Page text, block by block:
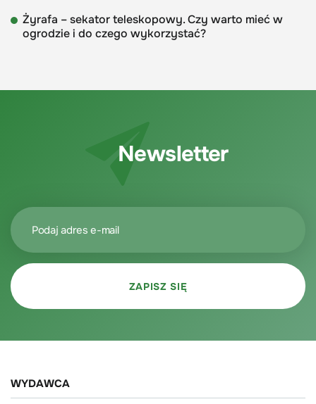
Żyrafa – sekator teleskopowy. Czy warto mieć w
ogrodzie i do czego wykorzystać?
Newsletter
WYDAWCA